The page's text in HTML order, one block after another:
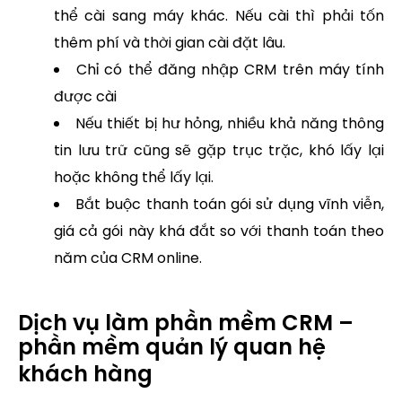
thể cài sang máy khác. Nếu cài thì phải tốn
thêm phí và thời gian cài đặt lâu.
Chỉ có thể đăng nhập CRM trên máy tính
được cài
Nếu thiết bị hư hỏng, nhiều khả năng thông
tin lưu trữ cũng sẽ gặp trục trặc, khó lấy lại
hoặc không thể lấy lại.
Bắt buộc thanh toán gói sử dụng vĩnh viễn,
giá cả gói này khá đắt so với thanh toán theo
năm của CRM online.
Dịch vụ làm phần mềm CRM –
phần mềm quản lý quan hệ
khách hàng